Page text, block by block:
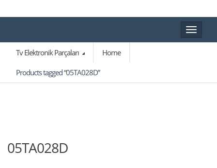
Toggle
Tv Elektronik Parçaları
Home
Products tagged “05TA028D”
05TA028D